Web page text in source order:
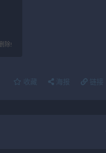
除!
收藏 海报 链接